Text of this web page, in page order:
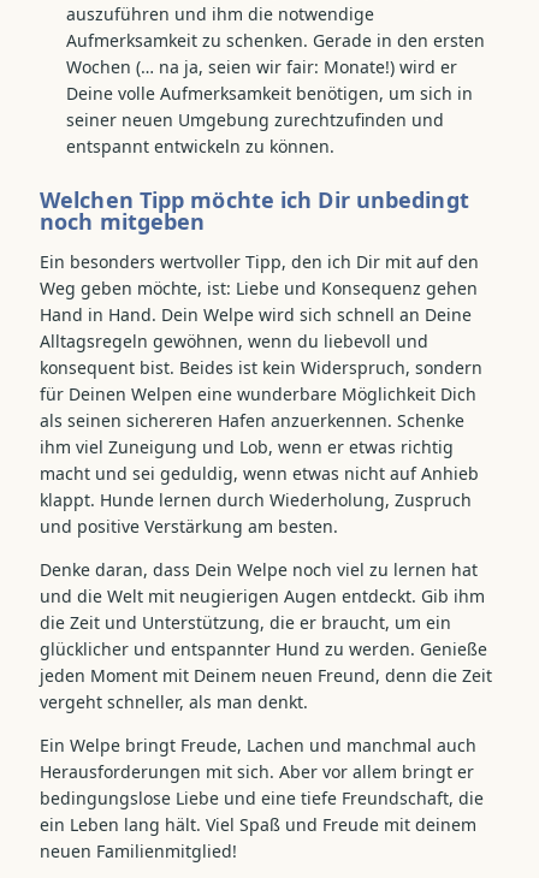
auszuführen und ihm die notwendige
Aufmerksamkeit zu schenken. Gerade in den ersten
Wochen (… na ja, seien wir fair: Monate!) wird er
Deine volle Aufmerksamkeit benötigen, um sich in
seiner neuen Umgebung zurechtzufinden und
entspannt entwickeln zu können.
Welchen Tipp möchte ich Dir unbedingt
noch mitgeben
Ein besonders wertvoller Tipp, den ich Dir mit auf den
Weg geben möchte, ist: Liebe und Konsequenz gehen
Hand in Hand. Dein Welpe wird sich schnell an Deine
Alltagsregeln gewöhnen, wenn du liebevoll und
konsequent bist. Beides ist kein Widerspruch, sondern
für Deinen Welpen eine wunderbare Möglichkeit Dich
als seinen sichereren Hafen anzuerkennen. Schenke
ihm viel Zuneigung und Lob, wenn er etwas richtig
macht und sei geduldig, wenn etwas nicht auf Anhieb
klappt. Hunde lernen durch Wiederholung, Zuspruch
und positive Verstärkung am besten.
Denke daran, dass Dein Welpe noch viel zu lernen hat
und die Welt mit neugierigen Augen entdeckt. Gib ihm
die Zeit und Unterstützung, die er braucht, um ein
glücklicher und entspannter Hund zu werden. Genieße
jeden Moment mit Deinem neuen Freund, denn die Zeit
vergeht schneller, als man denkt.
Ein Welpe bringt Freude, Lachen und manchmal auch
Herausforderungen mit sich. Aber vor allem bringt er
bedingungslose Liebe und eine tiefe Freundschaft, die
ein Leben lang hält. Viel Spaß und Freude mit deinem
neuen Familienmitglied!